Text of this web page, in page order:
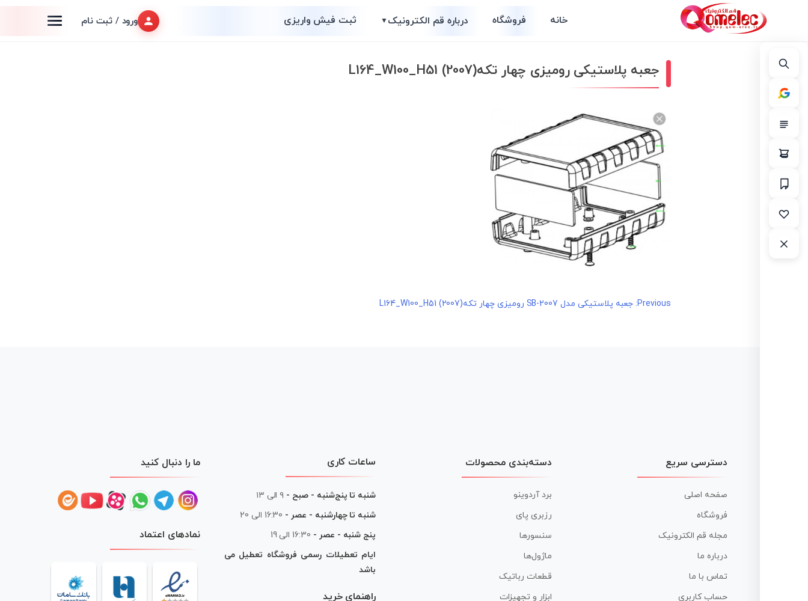
خانه فروشگاه درباره قم الکترونیک▼ ثبت فیش واریزی ورود / ثبت نام
جعبه پلاستیکی رومیزی چهار تکه(2007) L164_W100_H51
راهبری
Previous: جعبه پلاستیکی مدل SB-2007 رومیزی چهار تکه(2007) L164_W100_H51
دسترسی سریع
صفحه اصلی
فروشگاه
مجله قم الکترونیک
درباره ما
تماس با ما
حساب کاربری
دسته‌بندی محصولات
برد آردوینو
رزبری پای
سنسورها
ماژول‌ها
قطعات رباتیک
ابزار و تجهیزات
ساعات کاری
شنبه تا پنج‌شنبه - صبح - ۹ الی ۱۳
شنبه تا چهارشنبه - عصر - 16:30 الی 20
پنج شنبه - عصر - 16:30 الی 19
ایام تعطیلات رسمی فروشگاه تعطیل می
باشد
راهنمای خرید
ما را دنبال کنید
نمادهای اعتماد